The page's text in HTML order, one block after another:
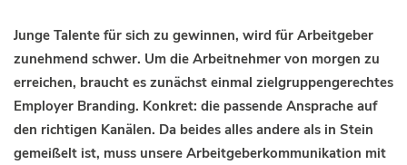
Junge Talente für sich zu gewinnen, wird für Arbeitgeber
zunehmend schwer. Um die Arbeitnehmer von morgen zu
erreichen, braucht es zunächst einmal zielgruppengerechtes
Employer Branding. Konkret: die passende Ansprache auf
den richtigen Kanälen. Da beides alles andere als in Stein
gemeißelt ist, muss unsere Arbeitgeberkommunikation mit